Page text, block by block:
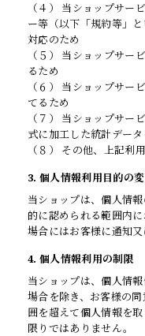
（４） 当ショップサー
ー等（以下「規約等」
対応のため
（５） 当ショップサー
るため
（６） 当ショップサー
てるため
（７） 当ショップサー
式に加工した統計デー
（８） その他、上記利
3. 個人情報利用目的の
当ショップは、個人情
的に認められる範囲内
場合にはお客様に通知又
4. 個人情報利用の制限
当ショップは、個人情
場合を除き、お客様の
囲を超えて個人情報を
限りではありません。